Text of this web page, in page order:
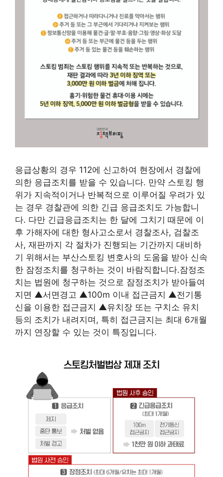
응급상황의 경우 112에 신고하여 현장에서 경찰에
의한 응급조치를 받을 수 있습니다. 만약 스토킹 행
위가 지속적이거나 반복적으로 이루어질 우려가 있
는 경우 경찰관에 의한 긴급 응급조치도 가능합니
다. 다만 긴급응급조치는 한 달에 그치기 때문에 이
후 가해자에 대한 형사고소로서 경찰조사, 검찰조
사, 재판까지 각 절차가 진행되는 기간까지 대비하
기 위해서는 부산스토킹 변호사의 도움을 받아 신속
한 잠정조치를 청구하는 것이 바람직합니다.잠정조
치는 법원에 청구하는 것으로 잠정조치가 받아들여
지면 ▲서면경고 ▲100m 이내 접근금지 ▲전기통
신을 이용한 접근금지 ▲유치장 또는 구치소 유치
등의 조치가 내려지며, 특히 접근금지는 최대 6개월
까지 연장할 수 있는 것이 특징입니다.